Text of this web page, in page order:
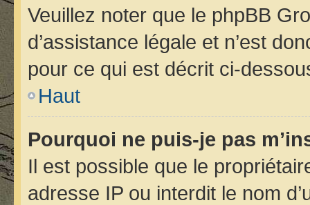
Veuillez noter que le phpBB
d’assistance légale et n’est
pour ce qui est décrit ci-
Haut
Pourquoi ne puis-je pas
Il est possible que le
adresse IP ou interdit le nom